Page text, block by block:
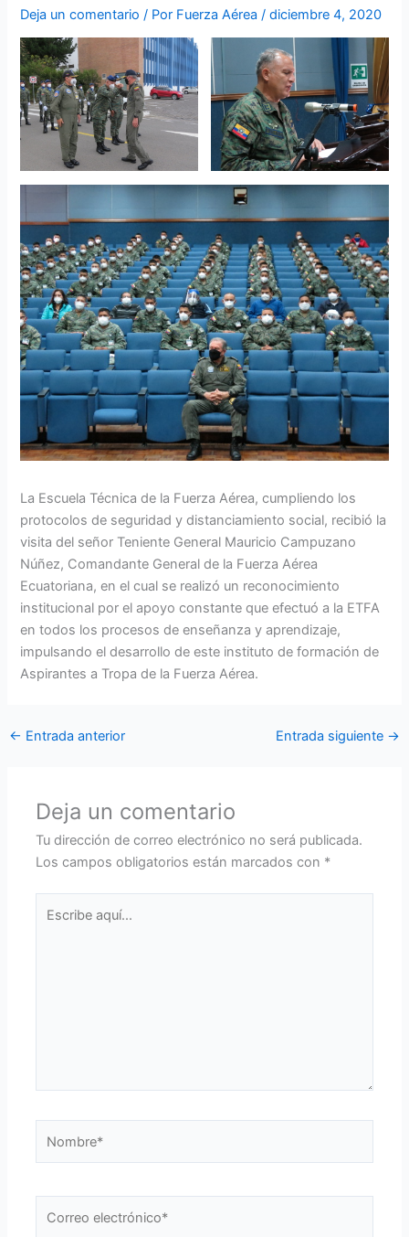
Deja un comentario / Por Fuerza Aérea/diciembre 4, 2020
La Escuela Técnica de la Fuerza Aérea, cumpliendo los
protocolos de seguridad y distanciamiento social, recibió la
visita del señor Teniente General Mauricio Campuzano
Núñez, Comandante General de la Fuerza Aérea
Ecuatoriana, en el cual se realizó un reconocimiento
institucional por el apoyo constante que efectuó a la ETFA
en todos los procesos de enseñanza y aprendizaje,
impulsando el desarrollo de este instituto de formación de
Aspirantes a Tropa de la Fuerza Aérea.
← Entrada anterior Entrada siguiente →
Deja un comentario
Tu dirección de correo electrónico no será publicada.
Los campos obligatorios están marcados con *
aquí...
electrónico*